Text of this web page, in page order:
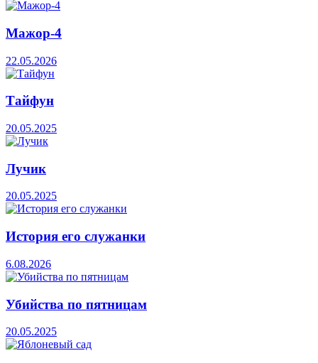
Мажор-4
22.05.2026
Тайфун
20.05.2025
Лучик
20.05.2025
История его служанки
6.08.2026
Убийства по пятницам
20.05.2025